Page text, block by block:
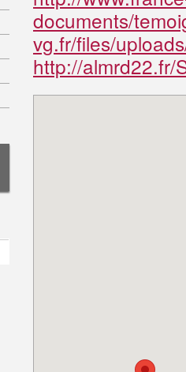
documents/
vg.fr/files/
http://almrd22.fr/